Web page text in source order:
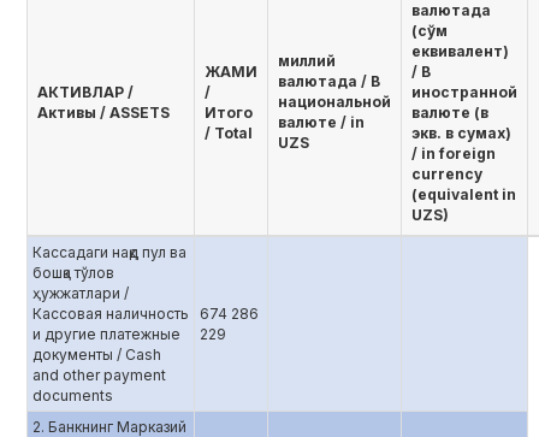
AКТИВЛАР /
Активы / ASSETS
ЖАМИ
/
Итого
/ Total
миллий
валютада / В
национальной
валюте / in
UZS
валютада
(сўм
еквивалент)
/ В
иностранной
валюте (в
экв. в сумах)
/ in foreign
currency
(equivalent in
UZS)
Кассадаги нақд пул ва
бошқа тўлов
ҳужжатлари /
Кассовая наличность
и другие платежные
документы / Cash
and other payment
documents
674 286
229
2. Банкнинг Марказий